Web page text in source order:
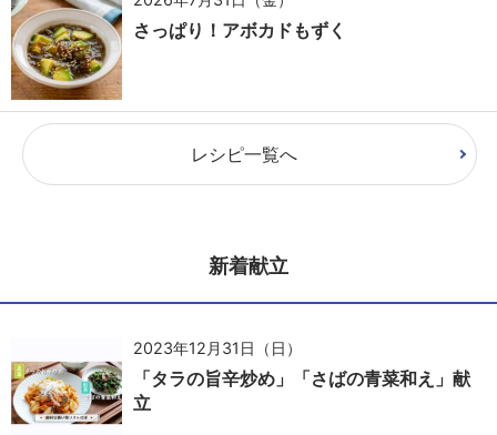
さっぱり！アボカドもずく
レシピ一覧へ
新着献立
2023年12月31日（日）
「タラの旨辛炒め」「さばの青菜和え」献
立